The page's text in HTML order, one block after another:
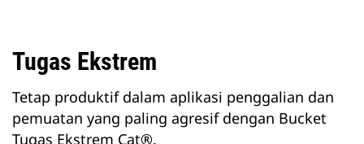
Tugas Ekstrem
Tetap produktif dalam aplikasi penggalian dan
pemuatan yang paling agresif dengan Bucket
Tugas Ekstrem Cat®.